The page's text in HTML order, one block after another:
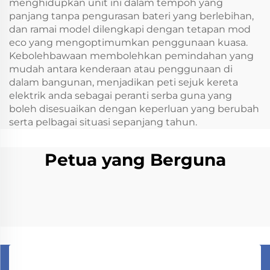
menghidupkan unit ini dalam tempoh yang
panjang tanpa pengurasan bateri yang berlebihan,
dan ramai model dilengkapi dengan tetapan mod
eco yang mengoptimumkan penggunaan kuasa.
Kebolehbawaan membolehkan pemindahan yang
mudah antara kenderaan atau penggunaan di
dalam bangunan, menjadikan peti sejuk kereta
elektrik anda sebagai peranti serba guna yang
boleh disesuaikan dengan keperluan yang berubah
serta pelbagai situasi sepanjang tahun.
Petua yang Berguna